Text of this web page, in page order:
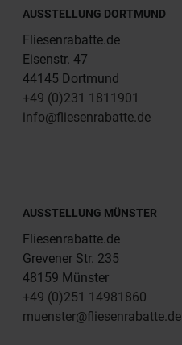
AUSSTELLUNG DORTMUND
Fliesenrabatte.de
Eisenstr. 47
44145 Dortmund
+49 (0)231 1811901
info@fliesenrabatte.de
AUSSTELLUNG MÜNSTER
Fliesenrabatte.de
Grevener Str. 235
48159 Münster
+49 (0)251 14981860
muenster@fliesenrabatte.de